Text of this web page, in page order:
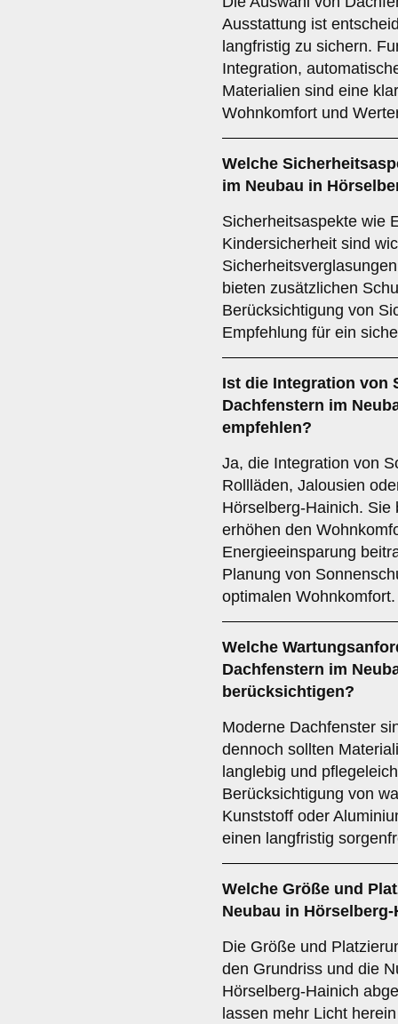
Ausstattung ist
langfristig zu sichern.
Integration,
Materialien sind eine
Wohnkomfort und
Welche
im Neubau in
Sicherheitsaspekte wie
Kindersicherheit sind
bieten zusätzlichen
Berücksichtigung von
Empfehlung für ein
Ist die Integration von
Dachfenstern im
empfehlen?
Ja, die Integration von
Rollläden, Jalousien
Hörselberg-Hainich.
erhöhen den
Energieeinsparung
Planung von
optimalen Wohnkomfort.
Welche
Dachfenstern im
berücksichtigen?
Moderne Dachfenster
dennoch sollten
langlebig und
Berücksichtigung von
Kunststoff oder
einen langfristig
Welche Größe und
Neubau in
Die Größe und
den Grundriss und die
Hörselberg-Hainich
lassen mehr Licht